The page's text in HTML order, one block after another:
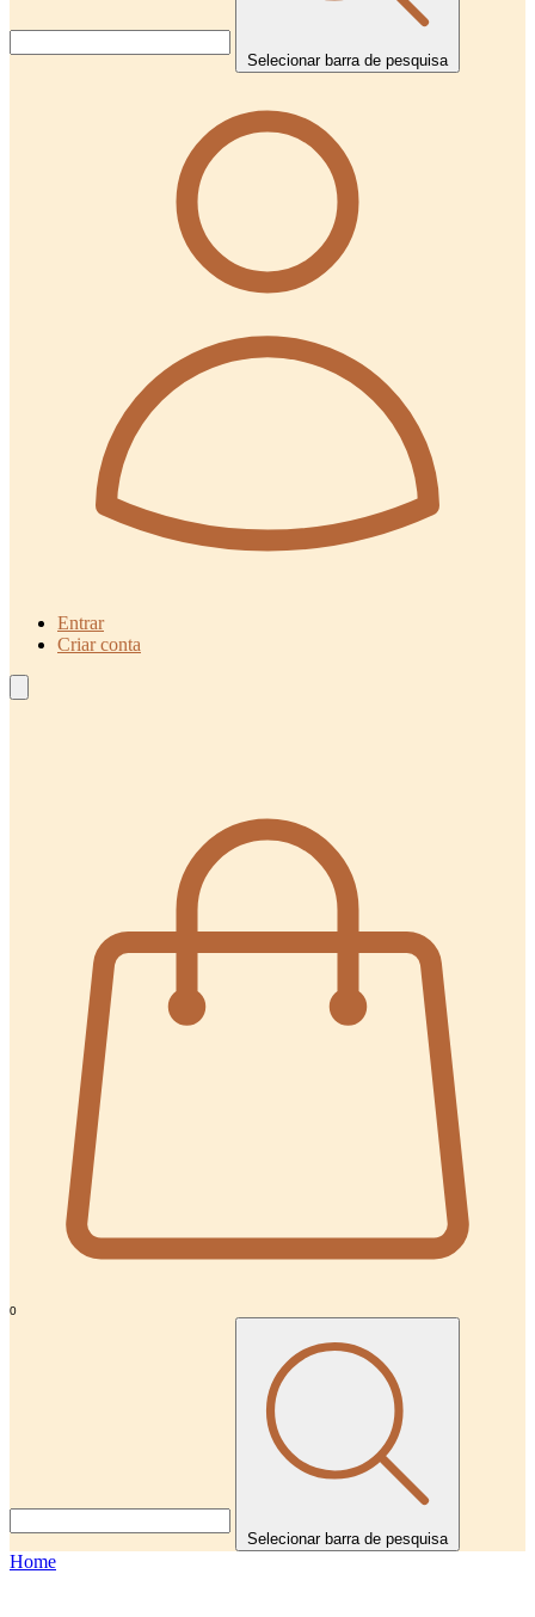
Selecionar barra de pesquisa
Entrar
Criar conta
0
Selecionar barra de pesquisa
Home